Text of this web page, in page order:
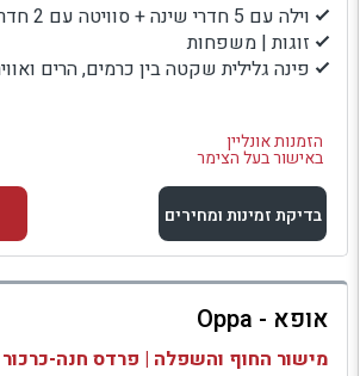
וילה עם 5 חדרי שינה + סוויטה עם 2 חדרי שינה
זוגות | משפחות
פינה גלילית שקטה בין כרמים, הרים
הזמנות אונליין
באישור בעל הצימר
בדיקת זמינות ומחירים
למתחם זה
בדיקת זמינות ומחירים
אופא - Oppa
מישור החוף והשפלה | פרדס חנה-כרכור